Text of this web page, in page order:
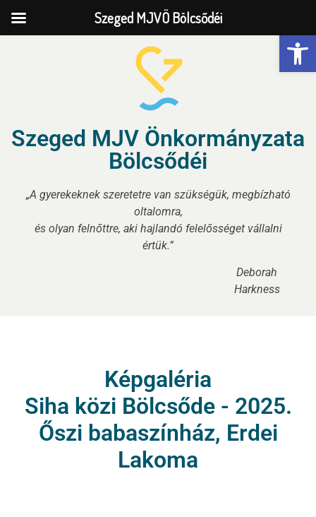
Szeged MJV Önkormányzata
Bölcsődéi
„A gyerekeknek szeretetre van szükségük, megbízható
oltalomra,
és olyan felnőttre, aki hajlandó felelősséget vállalni
értük.”
Deborah
Harkness
Képgaléria
Siha közi Bölcsőde - 2025.
Őszi babaszínház, Erdei
Lakoma
Szeged MJVÖ Bölcsődéi